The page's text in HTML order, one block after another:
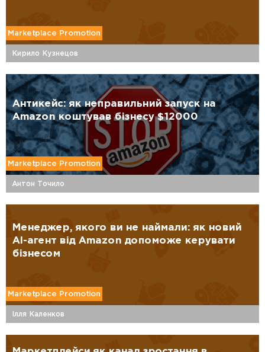
Marketplace Promotion
Кирило Кузнецов
Антикейс: як неправильний запуск на
Amazon коштував бізнесу $12000
Marketplace Promotion
Антон Точило
Менеджер, якого ви не наймали: як новий
AI-агент від Amazon допоможе керувати
бізнесом
Marketplace Promotion
Ілля Каленков